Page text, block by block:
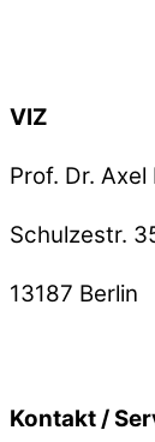
VIZ
Prof. Dr. Axel
Schulzestr.
13187 Berlin
Kontakt /